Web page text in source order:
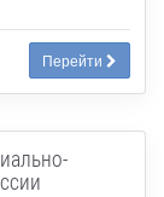
Перейти